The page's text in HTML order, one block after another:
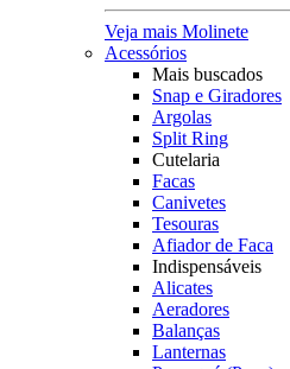
Veja mais Molinete
Acessórios
Mais buscados
Snap e Giradores
Argolas
Split Ring
Cutelaria
Facas
Canivetes
Tesouras
Afiador de Faca
Indispensáveis
Alicates
Aeradores
Balanças
Lanternas